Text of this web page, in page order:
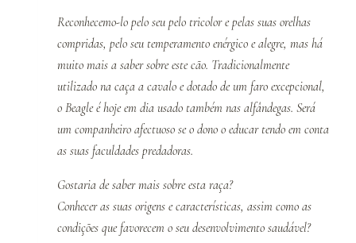
Reconhecemo-lo pelo seu pelo tricolor e pelas suas orelhas
compridas, pelo seu temperamento enérgico e alegre, mas há
muito mais a saber sobre este cão. Tradicionalmente
utilizado na caça a cavalo e dotado de um faro excepcional,
o Beagle é hoje em dia usado também nas alfândegas. Será
um companheiro afectuoso se o dono o educar tendo em conta
as suas faculdades predadoras.
Gostaria de saber mais sobre esta raça?
Conhecer as suas origens e características, assim como as
condições que favorecem o seu desenvolvimento saudável?